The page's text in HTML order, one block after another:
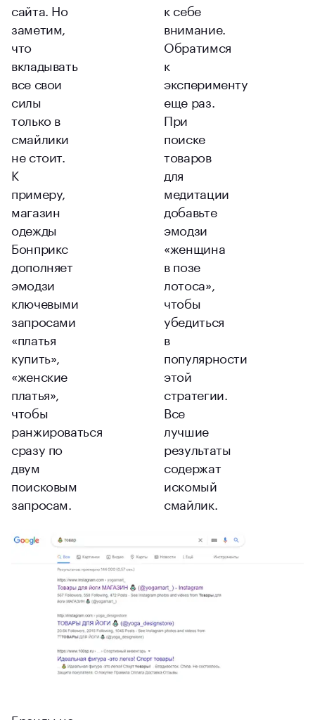
сайта. Но
заметим,
что
вкладывать
все свои
силы
только в
смайлики
не стоит.
К
примеру,
магазин
одежды
Бонприкс
дополняет
эмодзи
ключевыми
запросами
«платья
купить»,
«женские
платья»,
чтобы
ранжироваться
сразу по
двум
поисковым
запросам.
к себе
внимание.
Обратимся
к
эксперименту
еще раз.
При
поиске
товаров
для
медитации
добавьте
эмодзи
«женщина
в позе
лотоса»,
чтобы
убедиться
в
популярности
этой
стратегии.
Все
лучшие
результаты
содержат
искомый
смайлик.